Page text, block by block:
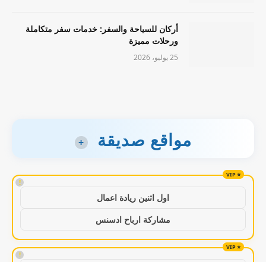
أركان للسياحة والسفر: خدمات سفر متكاملة
ورحلات مميزة
25 يوليو، 2026
مواقع صديقة +
!
اول اثنين ريادة اعمال
مشاركة ارباح ادسنس
!